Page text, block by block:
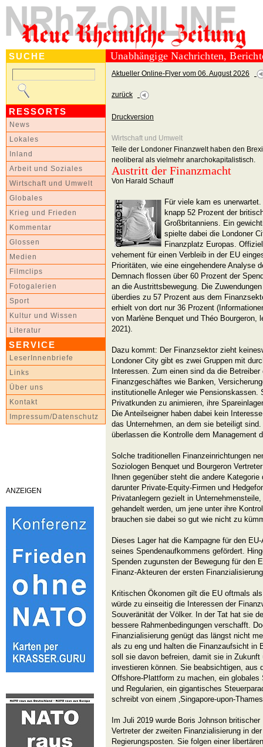
SUCHE
RESSORTS
News
Lokales
Inland
Arbeit und Soziales
Wirtschaft und Umwelt
Globales
Krieg und Frieden
Kommentar
Glossen
Medien
Filmclips
Fotogalerien
Sport
Kultur und Wissen
Literatur
SERVICE
LeserInnenbriefe
Links
Über uns
Kontakt
Impressum/Datenschutz
ANZEIGEN
Unabhängige Nachrichten,
Aktueller Online-Flyer vom 06. August 2026
zurück
Druckversion
Wirtschaft und Umwelt
Teile der Londoner Finanzwelt haben den
neoliberal als vielmehr anarchokapitalistisch.
Austritt der Finanzmacht
Von Harald Schauff
Für viele kam es
knapp 52 Prozent der
Großbritanniens. Ein
spielte dabei die Londoner
Finanzplatz Europas.
vehement für einen Verbleib in der EU
Prioritäten, wie eine eingehendere Analyse
Demnach flossen über 60 Prozent der
an die Austrittsbewegung. Die
überdies zu 57 Prozent aus dem
erhielt von dort nur 36 Prozent
von Marlène Benquet und Théo Bourgeron,
2021).
Dazu kommt: Der Finanzsektor zieht
Londoner City gibt es zwei Gruppen mit
Interessen. Zum einen sind da die
Finanzgeschäftes wie Banken,
institutionelle Anleger wie Pensionskassen.
Privatkunden zu animieren, ihre
Die Anteilseigner haben dabei kein
das Unternehmen, an dem sie beteiligt
überlassen die Kontrolle dem Management
Solche traditionellen Finanzeinrichtungen
Soziologen Benquet und Bourgeron
Ihnen gegenüber steht die andere Kategorie
darunter Private-Equity-Firmen und
Privatanlegern gezielt in
gehandelt werden, um jene unter ihre
brauchen sie dabei so gut wie nicht zu
Dieses Lager hat die Kampagne für den
seines Spendenaufkommens gefördert.
Spenden zugunsten der Bewegung für den
Finanz-Akteuren der ersten
Kritischen Ökonomen gilt die EU oftmals
würde zu einseitig die Interessen der
Souveränität der Völker. In der Tat hat sie
bessere Rahmenbedingungen verschafft.
Finanzialisierung genügt das längst nicht
als zu eng und halten die Finanzaufsicht in
soll sie davon befreien, damit sie in Zukunft
investieren können. Sie beabsichtigen, aus
Offshore-Plattform zu machen, ein globales
und Regularien, ein gigantisches
schreibt von einem ‚Singapore-upon-
Im Juli 2019 wurde Boris Johnson
Vertreter der zweiten Finanzialisierung in
Regierungsposten. Sie folgen einer